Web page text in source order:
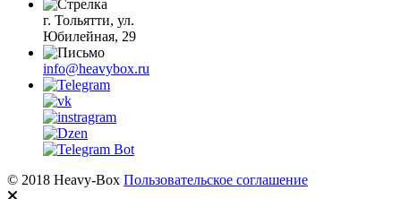
г. Тольятти, ул.
Юбилейная, 29
info@heavybox.ru
© 2018 Heavy-Box Пользовательское соглашение